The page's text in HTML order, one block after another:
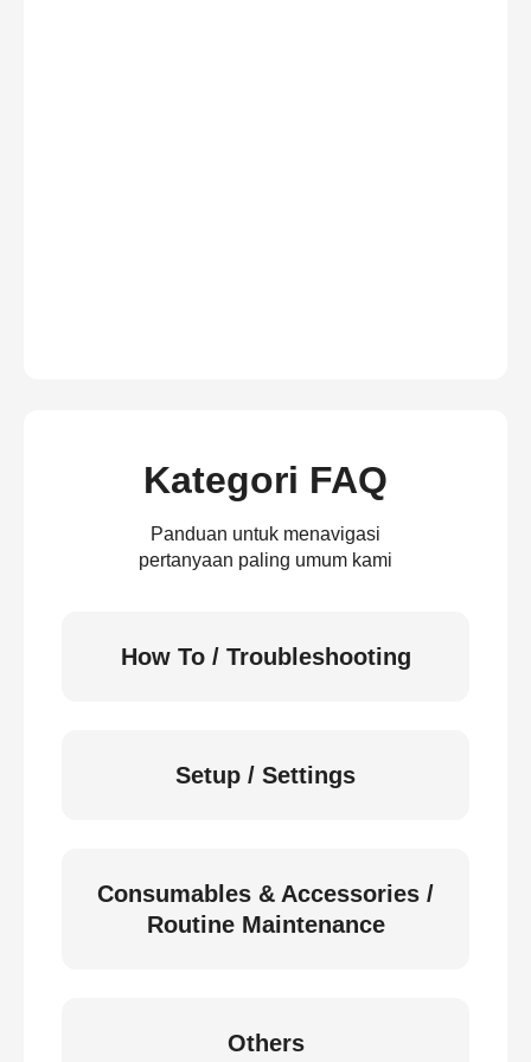
Kategori FAQ
Panduan untuk menavigasi
pertanyaan paling umum kami
How To / Troubleshooting
Setup / Settings
Consumables & Accessories /
Routine Maintenance
Others